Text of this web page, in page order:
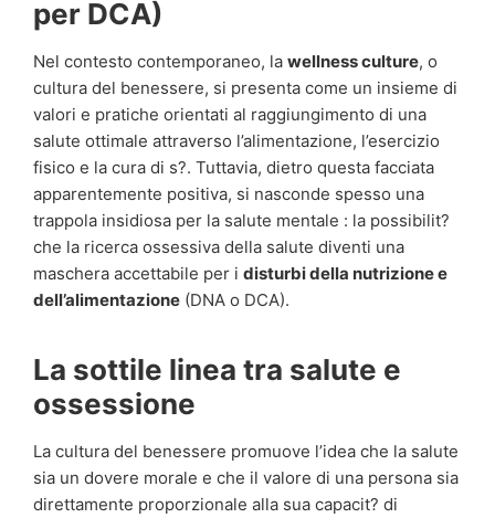
per DCA)
Nel contesto contemporaneo, la wellness culture, o
cultura del benessere, si presenta come un insieme di
valori e pratiche orientati al raggiungimento di una
salute ottimale attraverso l’alimentazione, l’esercizio
fisico e la cura di s?. Tuttavia, dietro questa facciata
apparentemente positiva, si nasconde spesso una
trappola insidiosa per la salute mentale : la possibilit?
che la ricerca ossessiva della salute diventi una
maschera accettabile per i disturbi della nutrizione e
dell’alimentazione (DNA o DCA).
La sottile linea tra salute e
ossessione
La cultura del benessere promuove l’idea che la salute
sia un dovere morale e che il valore di una persona sia
direttamente proporzionale alla sua capacit? di